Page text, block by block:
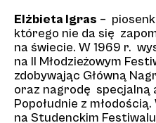
Elżbieta Igras –
którego nie da się
na świecie. W 1969 r.
na II Młodzieżowym
zdobywając Główną
oraz nagrodę specjalną
Popołudnie z
na Studenckim